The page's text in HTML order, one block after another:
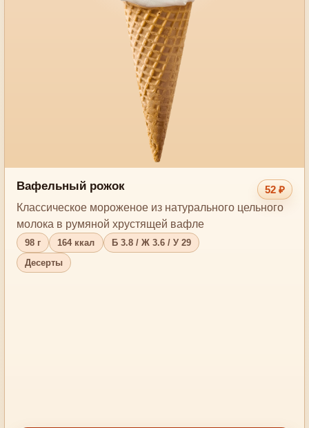
Вафельный рожок
52 ₽
Классическое мороженое из натурального цельного
молока в румяной хрустящей вафле
98 г 164 ккал
Б 3.8 / Ж 3.6 / У 29
Десерты